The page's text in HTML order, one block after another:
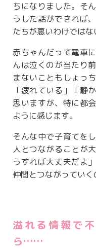
ちになりました。そ
うした話ができれば
たちが悪いわけではな
赤ちゃんだって電車
んは泣くのが当たり
まないこともしょっ
「疲れている」「静
思いますが、特に都
ように感じます。
そんな中で子育てを
人とつながることが
うすれば大丈夫だよ
仲間とつながっていく
溢れる情報で
ら……